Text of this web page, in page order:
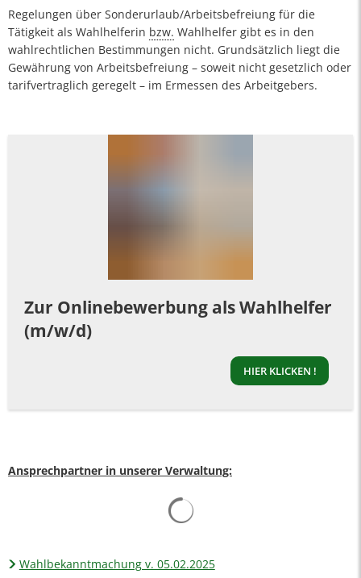
Regelungen über Sonderurlaub/Arbeitsbefreiung für die
Tätigkeit als Wahlhelferin bzw. Wahlhelfer gibt es in den
wahlrechtlichen Bestimmungen nicht. Grundsätzlich liegt die
Gewährung von Arbeitsbefreiung – soweit nicht gesetzlich oder
tarifvertraglich geregelt – im Ermessen des Arbeitgebers.
Zur Onlinebewerbung als Wahlhelfer
(m/w/d)
HIER KLICKEN !
Ansprechpartner in unserer Verwaltung:
Wahlbekanntmachung v. 05.02.2025